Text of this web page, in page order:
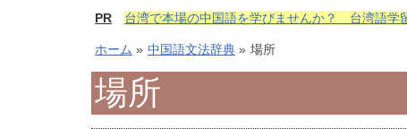
PR 台湾で本場の中国語を学びませんか？ 台湾語学
ホーム » 中国語文法辞典 » 場所
場所